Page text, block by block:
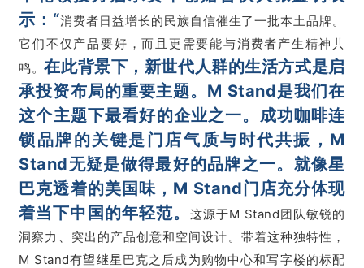
示：“消费者日益增长的民族自信催生了一批本土品牌。
它们不仅产品要好，而且更需要能与消费者产生精神共
鸣。在此背景下，新世代人群的生活方式是启
承投资布局的重要主题。M Stand是我们在
这个主题下最看好的企业之一。成功咖啡连
锁品牌的关键是门店气质与时代共振，M
Stand无疑是做得最好的品牌之一。就像星
巴克透着的美国味，M Stand门店充分体现
着当下中国的年轻范。
这源于M Stand团队敏锐的
洞察力、突出的产品创意和空间设计。带着这种独特性，
M Stand有望继星巴克之后成为购物中心和写字楼的标配